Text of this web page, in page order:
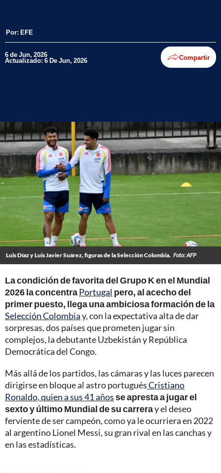
Por: EFE
6 de Jun, 2026
Actualizado: 6 De Jun, 2026 Compartir
Luis Díaz y Luis Javier Suárez, figuras de la Selección Colombia. Foto: AFP
La condición de favorita del Grupo K en el Mundial
2026 la concentraPortugal pero, al acecho del
primer puesto, llega una ambiciosa formación de la
Selección Colombiay, con la expectativa alta de dar
sorpresas, dos países que prometen jugar sin
complejos, la debutante Uzbekistán y República
Democrática del Congo.
Más allá de los partidos, las cámaras y las luces parecen
dirigirse en bloque al astro portuguésCristiano
Ronaldo, quien a sus 41 añosse apresta a jugar el
sexto y último Mundial de su carreray el deseo
ferviente de ser campeón, como ya le ocurriera en 2022
al argentino Lionel Messi, su gran rival en las canchas y
en las estadísticas.